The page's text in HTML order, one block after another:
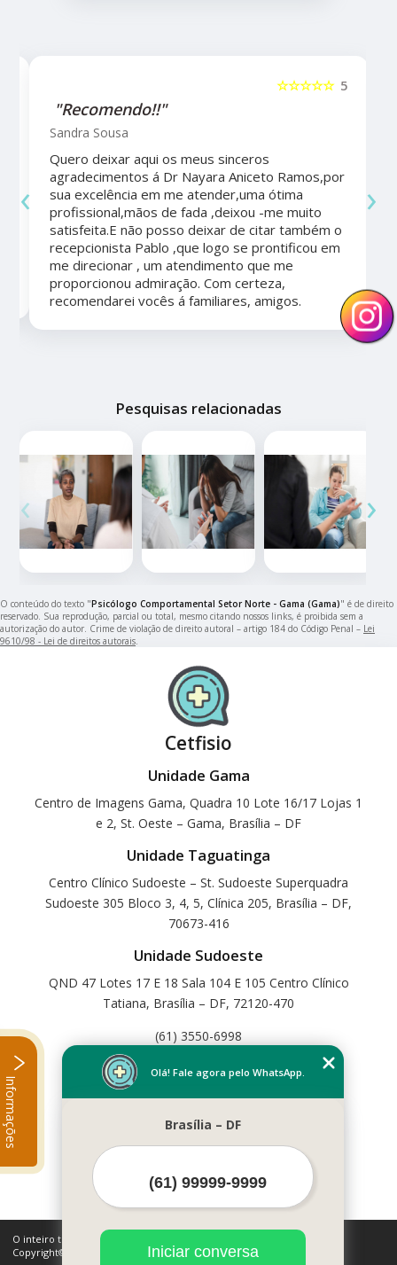
5
☆☆☆☆☆
"Recomendo!!"
Sandra Sousa
Quero deixar aqui os meus sinceros
agradecimentos á Dr Nayara Aniceto Ramos,por
sua excelência em me atender,uma ótima
profissional,mãos de fada ,deixou -me muito
satisfeita.E não posso deixar de citar também o
recepcionista Pablo ,que logo se prontificou em
me direcionar , um atendimento que me
proporcionou admiração. Com certeza,
recomendarei vocês á familiares, amigos.
‹ ›
Pesquisas relacionadas
‹ ›
O conteúdo do texto "Psicólogo Comportamental Setor Norte - Gama (Gama)" é de direito
reservado. Sua reprodução, parcial ou total, mesmo citando nossos links, é proibida sem a
autorização do autor. Crime de violação de direito autoral – artigo 184 do Código Penal – Lei
9610/98 - Lei de direitos autorais.
Cetfisio
Unidade Gama
Centro de Imagens Gama, Quadra 10 Lote 16/17 Lojas 1
e 2, St. Oeste – Gama, Brasília – DF
Unidade Taguatinga
Centro Clínico Sudoeste – St. Sudoeste Superquadra
Sudoeste 305 Bloco 3, 4, 5, Clínica 205, Brasília – DF,
70673-416
Unidade Sudoeste
QND 47 Lotes 17 E 18 Sala 104 E 105 Centro Clínico
Tatiana, Brasília – DF, 72120-470
(61) 3550-6998
Home
Serviços
Contato
Mais Serviços
O inteiro teor deste site está sujeito à proteção de direitos autorais.
Copyright© Cetfisio (Lei 9610 de 19/02/1998)
Olá! Fale agora pelo WhatsApp.
Brasília – DF
Iniciar conversa
Informações